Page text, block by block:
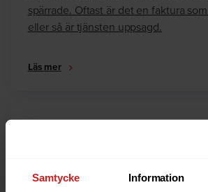
Samtycke Information
spärrade. Oftast är det en faktura
eller så är tjänsten uppsagd.
Läs mer
Är du ägare till hemsidan eller
anledningarna till varför en hemsida